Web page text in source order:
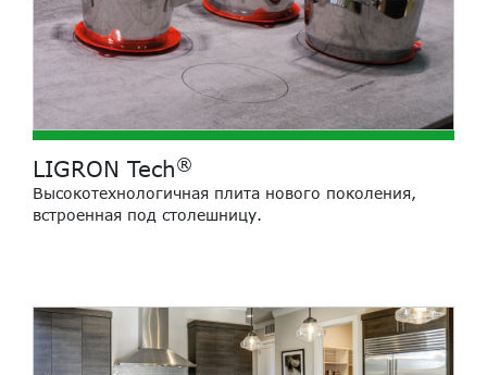
LIGRON Tech®
Высокотехнологичная плита нового поколения,
встроенная под столешницу.